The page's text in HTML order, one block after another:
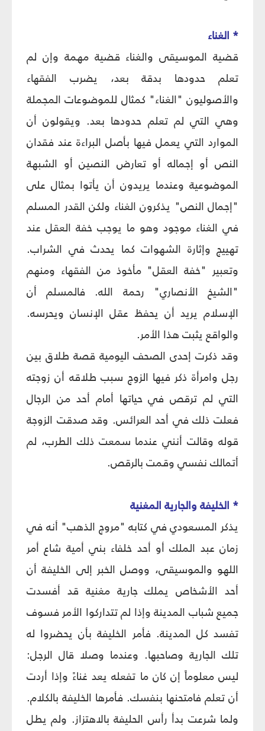
* الغناء
قضية الموسيقى والغناء قضية مهمة وإن لم
تعلم حدودها بدقة بعد، يضرب الفقهاء
والأصوليون "الغناء" كمثال للموضوعات المجملة
وهي التي لم تعلم حدودها بعد. ويقولون أن
الموارد التي يعمل فيها بأصل البراءة عند فقدان
النص أو إجماله أو تعارض النصين أو الشبهة
الموضوعية وعندما يريدون أن يأتوا بمثال على
"إجمال النص" يذكرون الغناء ولكن القدر المسلم
في الغناء موجود وهو ما يوجب خفة العقل عند
تهييج وإثارة الشهوات كما يحدث في الشراب.
وتعبير "خفة العقل" مأخوذ من الفقهاء ومنهم
"الشيخ الأنصاري" رحمة الله. فالمسلم أن
الإسلام يريد أن يحفظ عقل الإنسان ويحرسه.
والواقع يثبت هذا الأمر.
وقد ذكرت إحدى الصحف اليومية قصة طلاق بين
رجل وامرأة ذكر فيها الزوج سبب طلاقه أن زوجته
التي لم ترقص في حياتها أمام أحد من الرجال
فعلت ذلك في أحد العرائس. وقد صدقت الزوجة
قوله وقالت أنني عندما سمعت ذلك الطرب، لم
أتمالك نفسي وقمت بالرقص.
* الخليفة والجارية المغنية
يذكر المسعودي في كتابه "مروج الذهب" أنه في
زمان عبد الملك أو أحد خلفاء بني أمية شاع أمر
اللهو والموسيقى، ووصل الخبر إلى الخليفة أن
أحد الأشخاص يملك جارية مغنية قد أفسدت
جميع شباب المدينة وإذا لم تتداركوا الأمر فسوف
تفسد كل المدينة. فأمر الخليفة بأن يحضروا له
تلك الجارية وصاحبها. وعندما وصلا قال الرجل:
ليس معلوماً إن كان ما تفعله يعد غناءً وإذا أردت
أن تعلم فامتحنها بنفسك. فأمرها الخليفة بالكلام.
ولما شرعت بدأ رأس الحليفة بالاهتزاز. ولم يطل